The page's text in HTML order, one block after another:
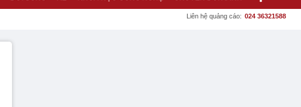
Liên hệ quảng cáo: 024 36321588